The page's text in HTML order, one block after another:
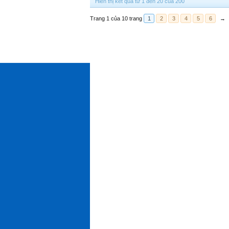
Trang 1 của 10 trang 1 2 3 4 5 6 →